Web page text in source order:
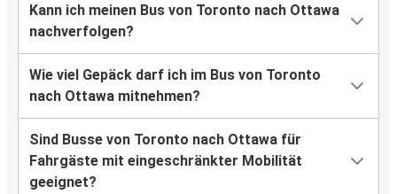
Kann ich meinen Bus von Toronto nach Ottawa
nachverfolgen?
Wie viel Gepäck darf ich im Bus von Toronto
nach Ottawa mitnehmen?
Sind Busse von Toronto nach Ottawa für
Fahrgäste mit eingeschränkter Mobilität
geeignet?